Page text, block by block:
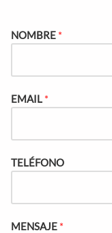
NOMBRE *
EMAIL *
TELÉFONO
MENSAJE *